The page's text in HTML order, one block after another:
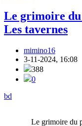
Le grimoire du
Les tavernes
mimino16
3-11-2024, 16:08
388
0
bd
Le grimoire du